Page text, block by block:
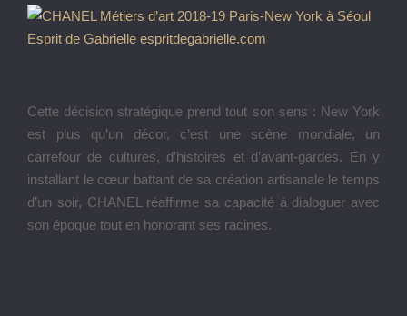
Cette décision stratégique prend tout son sens : New York
est plus qu’un décor, c’est une scène mondiale, un
carrefour de cultures, d’histoires et d’avant-gardes. En y
installant le cœur battant de sa création artisanale le temps
d’un soir, CHANEL réaffirme sa capacité à dialoguer avec
son époque tout en honorant ses racines.